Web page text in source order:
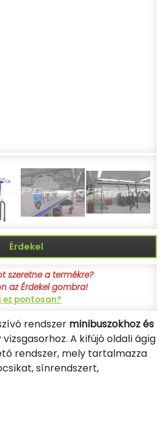
Érdekel
szeretne a termékre?
az Érdekel gombra!
ez pontosan?
rendszer minibuszokhoz és
vizsgasorhoz. A kifújó oldali ágig
rendszer, mely tartalmazza
sínrendszert,